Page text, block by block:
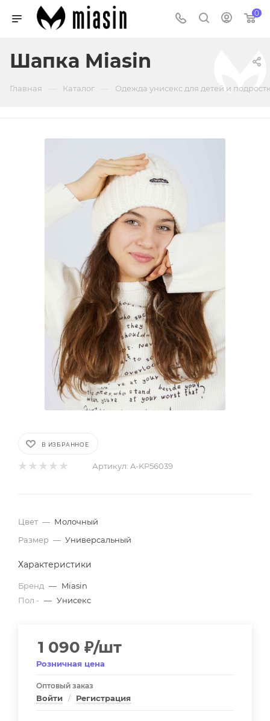
0
Шапка Miasin
Главная Каталог Одежда унисекс для детей и
В ИЗБРАННОЕ
Артикул: A-KP56039
Цвет — Молочный
Размер — Универсальный
Характеристики
Бренд — Miasin
Пол - — Унисекс
1 090 ₽/шт
Розничная цена
Оптовый заказ
Войти / Регистрация